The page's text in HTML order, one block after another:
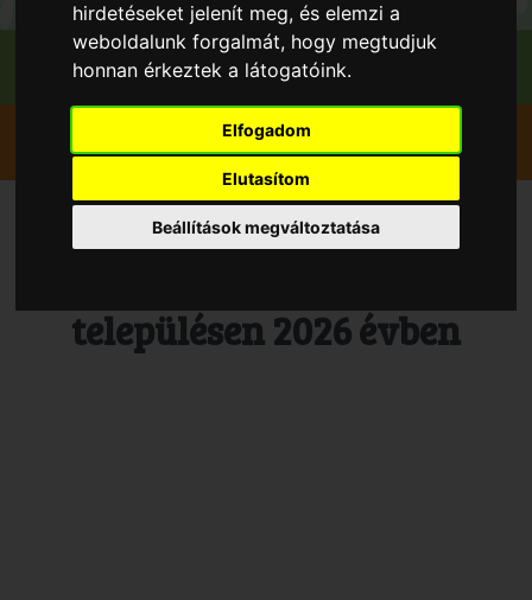
hirdetéseket jelenít meg, és elemzi a
weboldalunk forgalmát, hogy megtudjuk
honnan érkeztek a látogatóink.
Elfogadom
Elutasítom
Beállítások megváltoztatása
Meggy
Tápiógyörgye
Józsa Ágnes
Szedd és/vagy vedd magad
településen 2026 évben